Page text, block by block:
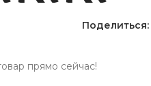
Поделиться:
прямо сейчас!